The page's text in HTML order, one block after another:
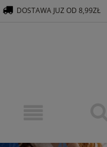
DOSTAWA JUZ OD 8,99ZŁ